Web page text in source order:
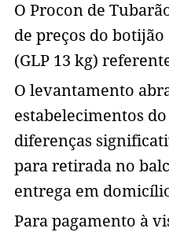
O Procon de
de preços do botijão
(GLP 13 kg)
O levantamento
estabelecimentos
diferenças
para retirada no
entrega em
Para pagamento à